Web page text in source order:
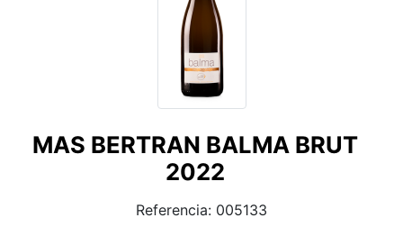
MAS BERTRAN BALMA BRUT
2022
Referencia: 005133